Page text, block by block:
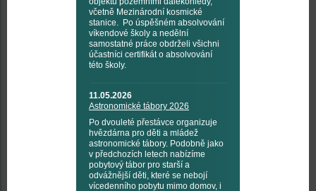
včetně Mezinárodní kosmické
stanice. Po úspěšném absolvování
víkendové školy a nedělní
samostatné práce obdrželi všichni
účastníci certifikát o absolvování
této školy.
11.05.2026
Astronomické tábory 2026
Po dvouleté přestávce organizuje
hvězdárna pro děti a mládež
astronomické tábory. Podobně jako
v předchozích letech nabízíme
pobytový tábor pro starší a
odvážnější děti, které se nebojí
vícedenního pobytu mimo domov, i